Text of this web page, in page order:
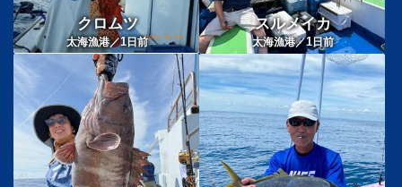
クロムツ
太海漁港／1日前
スルメイカ
太海漁港／1日前